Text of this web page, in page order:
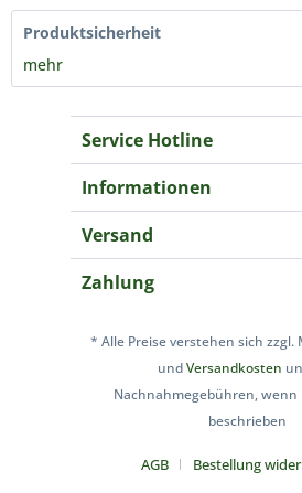
Produktsicherheit
mehr
Service Hotline
Informationen
Versand
Zahlung
* Alle Preise verstehen sich
undVersandkosten
Nachnahmegebühren,
beschrieben
AGB
Bestellung